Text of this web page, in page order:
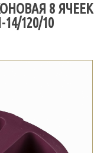
8 ЯЧЕЕК
120/10